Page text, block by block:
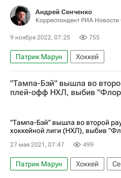
Андрей Сенченко
Корреспондент РИА Новости
9 ноября 2022, 07:25 755
Патрик Марун
Хоккей
Национальная хоккейная
Тампа-Бэй Лайтнинг
Авторы РИА Новости Спорт
"Тампа-Бэй" вышла во
плей-офф НХЛ, выбив
"Тампа-Бэй" вышла во второй
хоккейной лиги (НХЛ), выбив
27 мая 2021, 07:47 499
Патрик Марун Хоккей